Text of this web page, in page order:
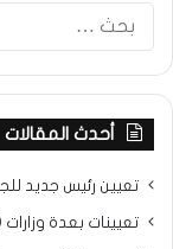
أحدث المقالات
تعيين رئيس جديد
تعيينات بعدة وزارات